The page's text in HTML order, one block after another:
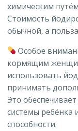
химическим
Стоимость
обычной, а
Особое
кормящим
использовать
принимать
Это
системы ребёнка
способности.